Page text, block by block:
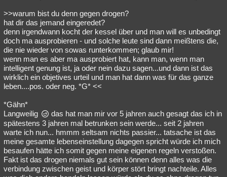
>>warum bist du denn gegen drogen?
hat dir das jemand eingeredet?
denn irgendwann kocht der kessel über und man will es unbedingt
doch ma ausprobieren - und solche leute sind dann meißtens die,
die nie wieder von sowas runterkommen; glaub mir!
wenn man es aber ma ausprobiert hat, kann man, wenn man
intelligent genung ist, ja oder nein dazu sagen...und dann ist das
wirklich ein objetives urteil und man hat dann was für das ganze
leben....pos. oder neg. *G* <<
*Gähn*
Langweilig
das hat man mir vor 5 jahren auch gesagt das ich in
spätestens 3 jahren mal betrunken sein werde... seit 2 jahren
warte ich nun... hmmm seltsam nichts passier... tatsache ist das
meine gesamte lebenseinstellung dagegen spricht würde ich mich
besaufen hätte ich somit gegen meine eigenen regeln verstoßen.
Fakt ist das drogen niemals gut sein können denn alles was die
verbindung zwischen geist und körper stört bringt nachteile. Alles